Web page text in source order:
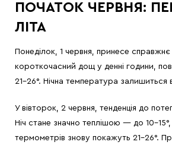
ПОЧАТОК ЧЕРВНЯ:
ЛІТА
Понеділок, 1 червня, принесе
короткочасний дощ у денні години,
21-26°. Нічна температура залишиться
У вівторок, 2 червня, тенденція до
Ніч стане значно теплішою — до 10-
термометрів знову покажуть 21-26°.